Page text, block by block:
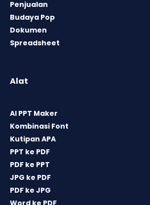
Penjualan
Budaya Pop
Dokumen
Spreadsheet
Alat
AI PPT Maker
Kombinasi Font
Kutipan APA
PPT ke PDF
PDF ke PPT
JPG ke PDF
PDF ke JPG